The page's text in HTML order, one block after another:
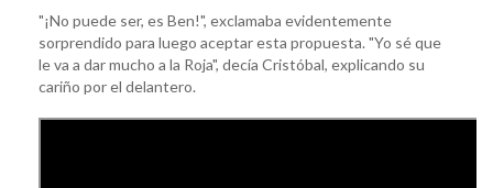
"¡No puede ser, es Ben!", exclamaba evidentemente
sorprendido para luego aceptar esta propuesta. "Yo sé que
le va a dar mucho a la Roja", decía Cristóbal, explicando su
cariño por el delantero.